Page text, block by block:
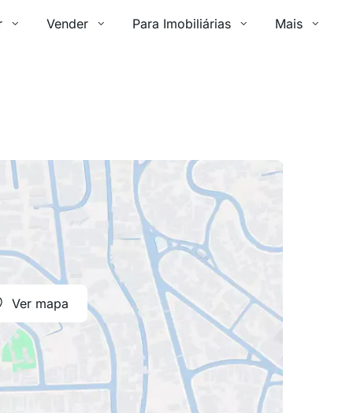
Vender Para Imobiliárias Mais
Ver mapa